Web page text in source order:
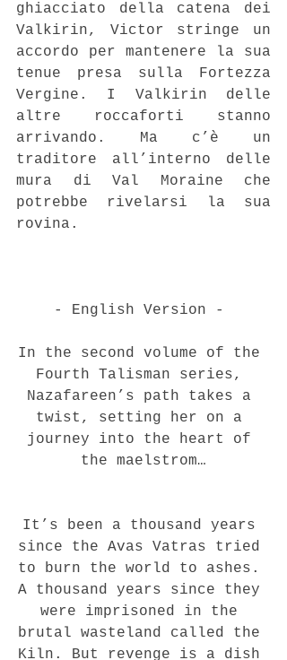
ghiacciato della catena dei
Valkirin, Victor stringe un
accordo per mantenere la sua
tenue presa sulla Fortezza
Vergine. I Valkirin delle
altre roccaforti stanno
arrivando. Ma c’è un
traditore all’interno delle
mura di Val Moraine che
potrebbe rivelarsi la sua
rovina.
- English Version -
In the second volume of the
Fourth Talisman series,
Nazafareen’s path takes a
twist, setting her on a
journey into the heart of
the maelstrom…
It’s been a thousand years
since the Avas Vatras tried
to burn the world to ashes.
A thousand years since they
were imprisoned in the
brutal wasteland called the
Kiln. But revenge is a dish